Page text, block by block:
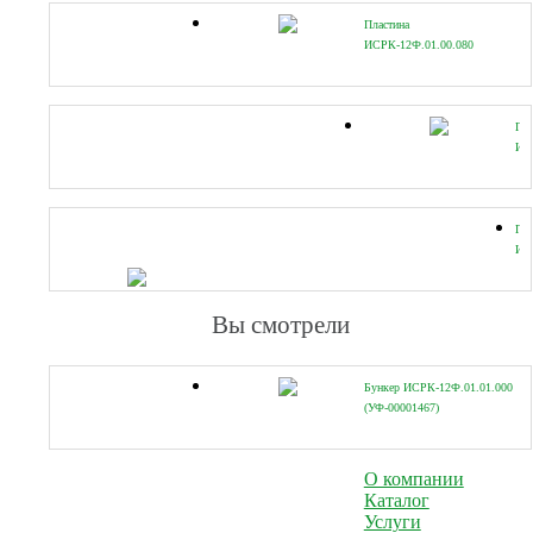
Пластина
ИСРК-12Ф.01.00.080
Вы смотрели
Бункер ИСРК-12Ф.01.01.000
(УФ-00001467)
О компании
Каталог
Услуги